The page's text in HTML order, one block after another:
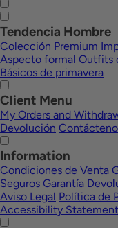
Tendencia Hombre
Colección Premium
Aspecto formal Outfits
Básicos de primavera
Client Menu
My Orders and
Devolución
Information
Condiciones de Venta
Seguros Garantía
Aviso Legal Política de
Accessibility Statement